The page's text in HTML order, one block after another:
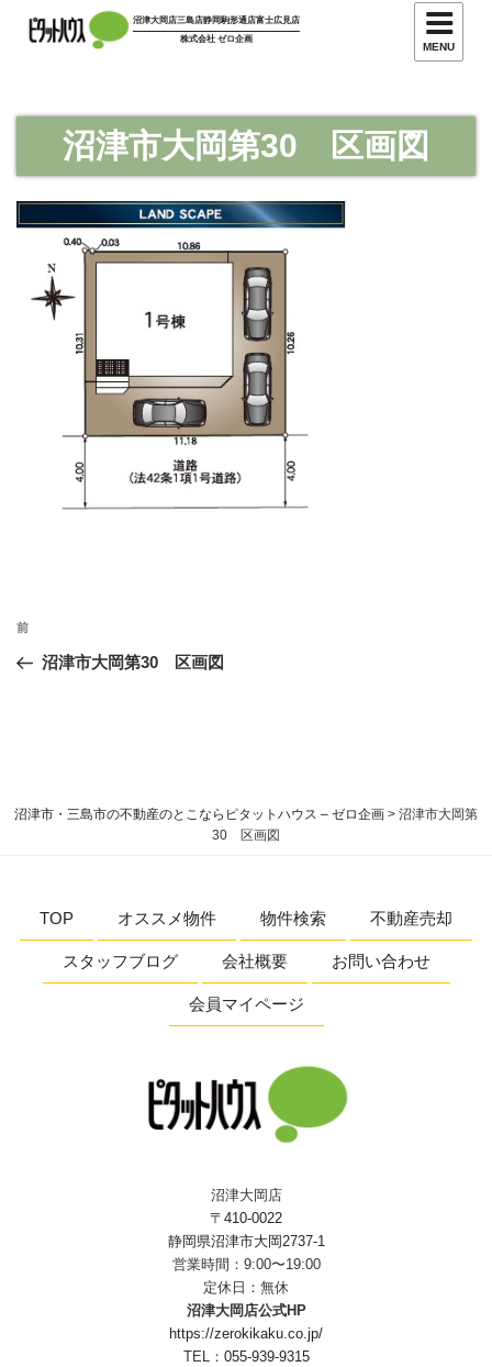
ツ
沼津大岡店三島店静岡駒形通店富士広見店
株式会社 ゼロ企画
MENU
沼津市大岡第30 区画図
投
ナ
過
去
前
沼津市大岡第30 区画図
沼津市・三島市の不動産のとこならピタットハウス – ゼロ企画 > 沼津市大岡第
30 区画図
TOP オススメ物件 物件検索 不動産売却
スタッフブログ 会社概要 お問い合わせ
会員マイページ
沼津大岡店
〒410-0022
静岡県沼津市大岡2737-1
営業時間：9:00〜19:00
定休日：無休
沼津大岡店公式HP
https://zerokikaku.co.jp/
TEL： 055-939-9315